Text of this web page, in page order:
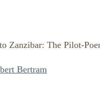
Zanzibar: The Pilot-
Bertram